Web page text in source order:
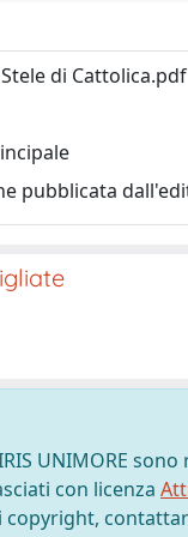
di Cattolica.pdf
pubblicata
UNIMORE sono
con licenza
copyright,